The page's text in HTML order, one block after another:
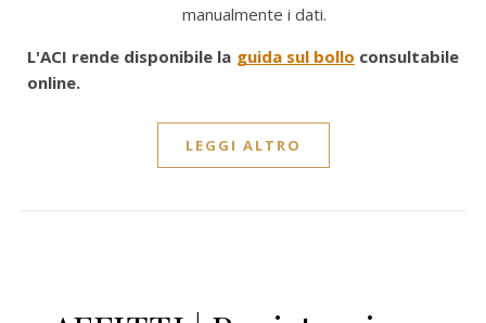
manualmente i dati.
L'ACI rende disponibile la guida sul bollo consultabile
online.
LEGGI ALTRO